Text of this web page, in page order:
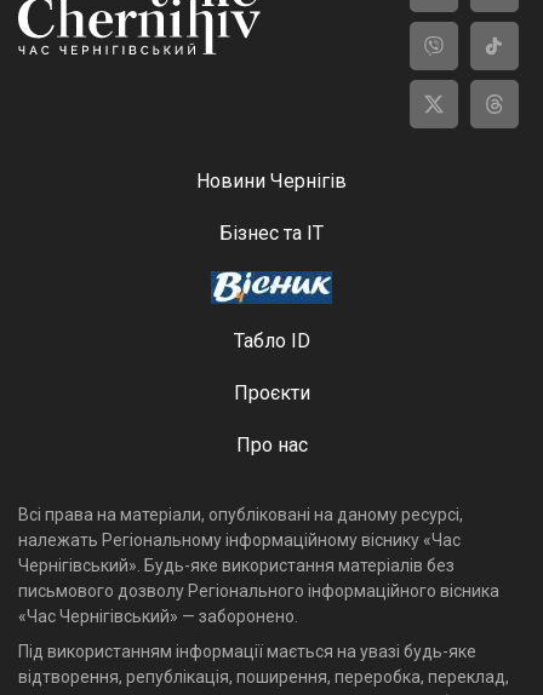
Новини Чернігів
Бізнес та ІТ
Табло ID
Проєкти
Про нас
Всі права на матеріали, опубліковані на даному ресурсі,
належать Регіональному інформаційному віснику «Час
Чернігівський». Будь-яке використання матеріалів без
письмового дозволу Регіонального інформаційного вісника
«Час Чернігівський» — заборонено.
Під використанням інформації мається на увазі будь-яке
відтворення, републікація, поширення, переробка, переклад,